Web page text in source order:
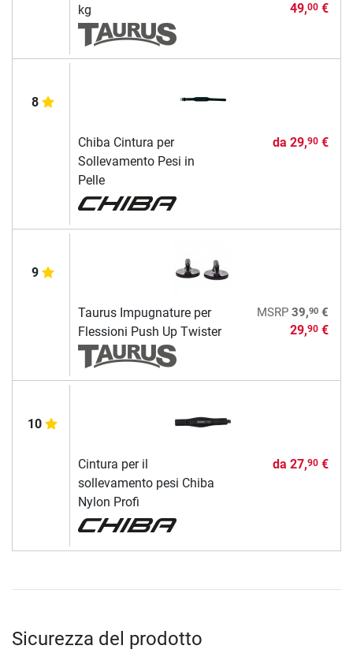
kg
49,00€
8
Chiba Cintura per
Sollevamento Pesi in
Pelle
da 29,90€
9
Taurus Impugnature per
Flessioni Push Up Twister
MSRP 39,90€
29,90€
10
Cintura per il
sollevamento pesi Chiba
Nylon Profi
da 27,90€
Sicurezza del prodotto